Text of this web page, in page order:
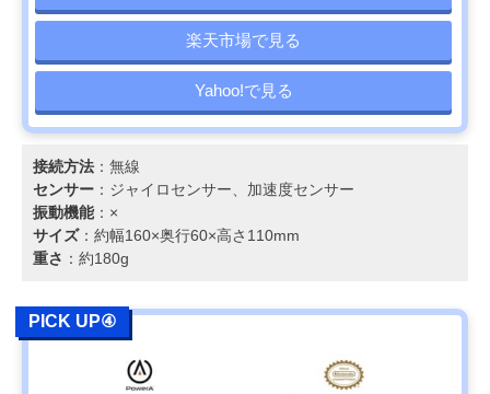
楽天市場で見る
Yahoo!で見る
接続方法 ：無線
センサー ：ジャイロセンサー、加速度センサー
振動機能：×
サイズ：約幅160×奥行60×高さ110mm
重さ ：約180g
PICK UP④